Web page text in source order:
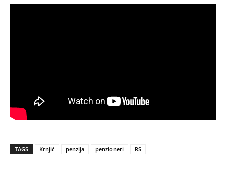
TAGS Krnjić penzija penzioneri RS